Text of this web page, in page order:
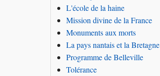
L'école de la haine
Mission divine de la France
Monuments aux morts
La pays nantais et la Bretagne
Programme de Belleville
Tolérance